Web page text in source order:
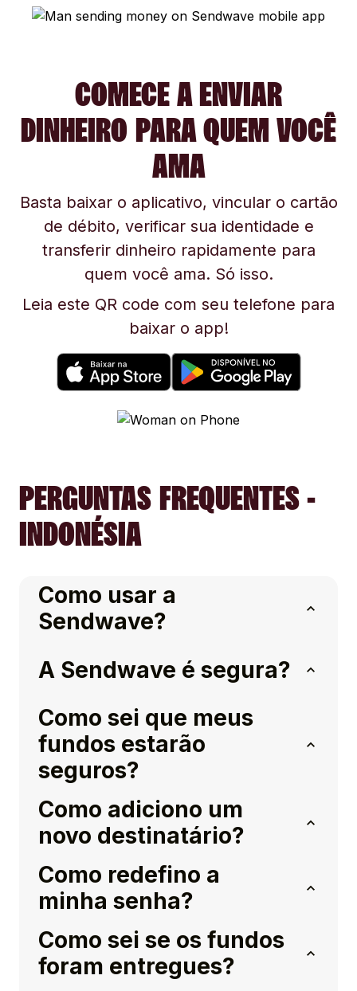
COMECE A ENVIAR
DINHEIRO PARA QUEM VOCÊ
AMA
Basta baixar o aplicativo, vincular o cartão
de débito, verificar sua identidade e
transferir dinheiro rapidamente para
quem você ama. Só isso.
Leia este QR code com seu telefone para
baixar o app!
PERGUNTAS FREQUENTES -
INDONÉSIA
Como usar a
Sendwave?
A Sendwave é segura?
Como sei que meus
fundos estarão
seguros?
Como adiciono um
novo destinatário?
Como redefino a
minha senha?
Como sei se os fundos
foram entregues?